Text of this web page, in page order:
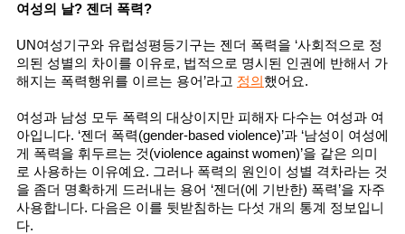
여성의 날? 젠더 폭력?
UN여성기구와 유럽성평등기구는 젠더 폭력을 ‘사회적으로 정
의된 성별의 차이를 이유로, 법적으로 명시된 인권에 반해서 가
해지는 폭력행위를 이르는 용어’라고 정의 했어요.
여성과 남성 모두 폭력의 대상이지만 피해자 다수는 여성과 여
아입니다. ‘젠더 폭력(gender-based violence)’과 ‘남성이 여성에
게 폭력을 휘두르는 것(violence against women)’을 같은 의미
로 사용하는 이유예요. 그러나 폭력의 원인이 성별 격차라는 것
을 좀더 명확하게 드러내는 용어 ‘젠더(에 기반한) 폭력’을 자주
사용합니다. 다음은 이를 뒷받침하는 다섯 개의 통계 정보입니
다.